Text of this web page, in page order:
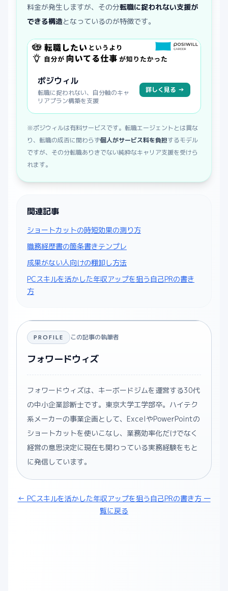
料金が発生しますが、その分転職に捉われない支援が
できる構造となっているのが特徴です。
ポジウィル
転職に捉われない、自分軸のキャ
リアプラン構築を支援
詳しく見る →
※ポジウィルは有料サービスです。転職エージェントとは異な
り、転職の成否に関わらず個人がサービス料を負担するモデル
ですが、その分転職ありきでない純粋なキャリア支援を受けら
れます。
関連記事
ショートカットの時短効果の測り方
職務経歴書の箇条書きテンプレ
成果がない人向けの棚卸し方法
PCスキルを活かした年収アップを狙う自己PRの書き
方
PROFILE この記事の執筆者
フォワードウィズ
フォワードウィズは、キーボードジムを運営する30代
の中小企業診断士です。東京大学工学部卒。ハイテク
系メーカーの事業企画として、ExcelやPowerPointの
ショートカットを使いこなし、業務効率化だけでなく
経営の意思決定に現在も関わっている実務経験をもと
に発信しています。
← PCスキルを活かした年収アップを狙う自己PRの書き方 一
覧に戻る